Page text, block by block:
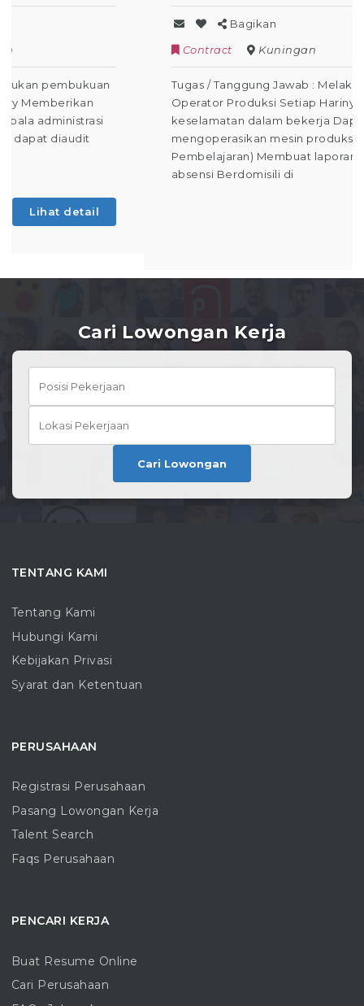
Kuningan
Tugas / Tanggung Jawab : Melakukan Kegiatan
Operator Produksi Setiap Harinya Dapat Menjaga
keselamatan dalam bekerja Dapat
mengoperasikan mesin produksi (Tahap
Pembelajaran) Membuat laporan kegiatan harian /
Cari Lowongan Kerja
Cari Lowongan
TENTANG KAMI
Tentang Kami
Hubungi Kami
Kebijakan Privasi
Syarat dan Ketentuan
PERUSAHAAN
Registrasi Perusahaan
Pasang Lowongan Kerja
Talent Search
Faqs Perusahaan
PENCARI KERJA
Buat Resume Online
Cari Perusahaan